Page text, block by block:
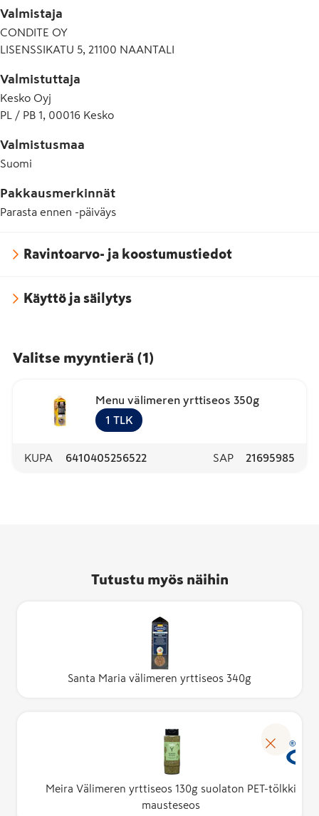
Valmistaja
CONDITE OY
LISENSSIKATU 5, 21100 NAANTALI
Valmistuttaja
Kesko Oyj
PL / PB 1, 00016 Kesko
Valmistusmaa
Suomi
Pakkausmerkinnät
Parasta ennen -päiväys
Ravintoarvo- ja koostumustiedot
Käyttö ja säilytys
Valitse myyntierä (1)
Menu välimeren yrttiseos 350g
1 TLK
KUPA 6410405256522 SAP 21695985
Tutustu myös näihin
Santa Maria välimeren yrttiseos 340g
Meira Välimeren yrttiseos 130g suolaton PET-tölkki
mausteseos